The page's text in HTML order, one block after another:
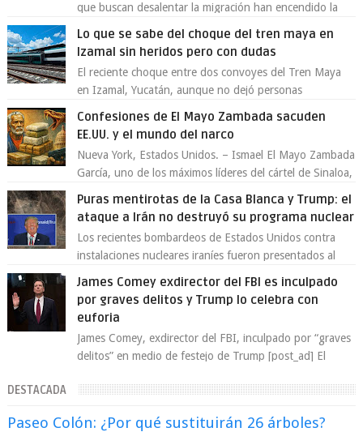
que buscan desalentar la migración han encendido la
Lo que se sabe del choque del tren maya en
Izamal sin heridos pero con dudas
El reciente choque entre dos convoyes del Tren Maya
en Izamal, Yucatán, aunque no dejó personas
Confesiones de El Mayo Zambada sacuden
EE.UU. y el mundo del narco
Nueva York, Estados Unidos. – Ismael El Mayo Zambada
García, uno de los máximos líderes del cártel de Sinaloa,
Puras mentirotas de la Casa Blanca y Trump: el
ataque a Irán no destruyó su programa nuclear
Los recientes bombardeos de Estados Unidos contra
instalaciones nucleares iraníes fueron presentados al
James Comey exdirector del FBI es inculpado
por graves delitos y Trump lo celebra con
euforia
James Comey, exdirector del FBI, inculpado por “graves
delitos” en medio de festejo de Trump [post_ad] El
DESTACADA
Paseo Colón: ¿Por qué sustituirán 26 árboles?